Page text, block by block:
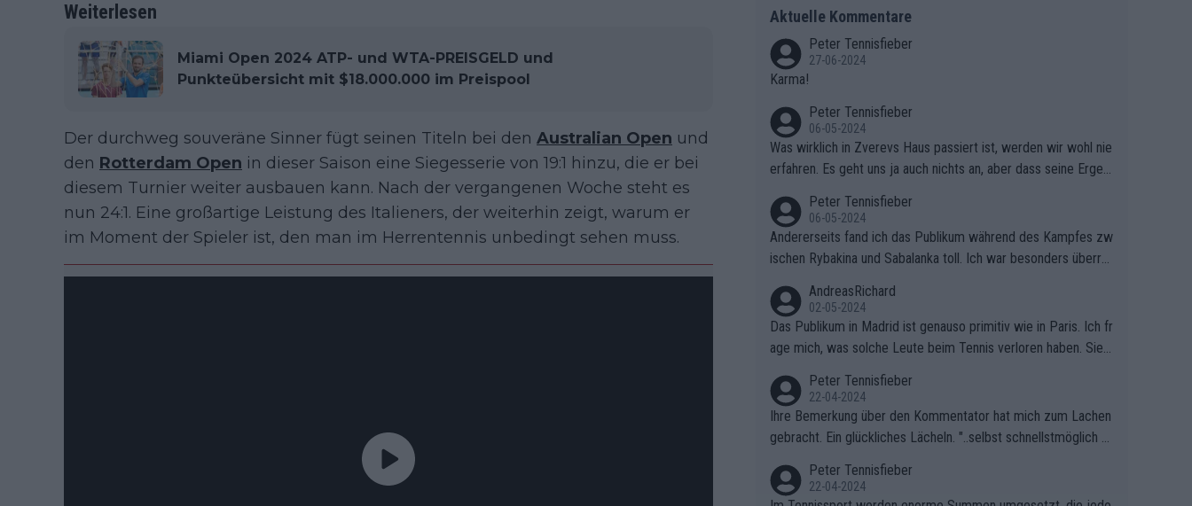
Weiterlesen
Miami Open 2024 ATP- und WTA-PREISGELD und
Punkteübersicht mit $18.000.000 im Preispool
Der durchweg souveräne Sinner fügt seinen Titeln bei den Australian Open und
den Rotterdam Open in dieser Saison eine Siegesserie von 19:1 hinzu, die er bei
diesem Turnier weiter ausbauen kann. Nach der vergangenen Woche steht es
nun 24:1. Eine großartige Leistung des Italieners, der weiterhin zeigt, warum er
im Moment der Spieler ist, den man im Herrentennis unbedingt sehen muss.
Aktuelle Kommentare
Peter Tennisfieber
27-06-2024
Karma!
Peter Tennisfieber
06-05-2024
Was wirklich in Zverevs Haus passiert ist, werden wir wohl nie
erfahren. Es geht uns ja auch nichts an, aber dass seine Ergeb
Peter Tennisfieber
06-05-2024
Andererseits fand ich das Publikum während des Kampfes zw
ischen Rybakina und Sabalanka toll. Ich war besonders überras
AndreasRichard
02-05-2024
Das Publikum in Madrid ist genauso primitiv wie in Paris. Ich fr
age mich, was solche Leute beim Tennis verloren haben. Sie s
ben.
Peter Tennisfieber
22-04-2024
Ihre Bemerkung über den Kommentator hat mich zum Lachen
gebracht. Ein glückliches Lächeln. "..selbst schnellstmöglich na
Peter Tennisfieber
22-04-2024